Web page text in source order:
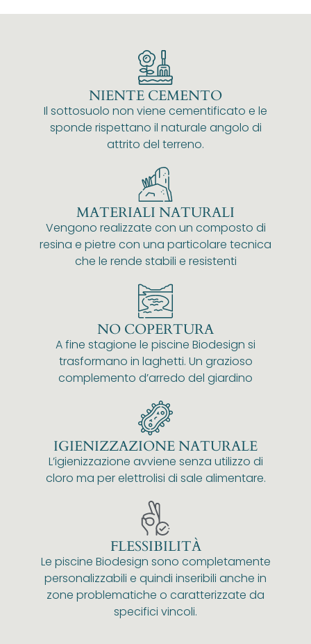
NIENTE CEMENTO
Il sottosuolo non viene cementificato e le
sponde rispettano il naturale angolo di
attrito del terreno.
MATERIALI NATURALI
Vengono realizzate con un composto di
resina e pietre con una particolare tecnica
che le rende stabili e resistenti
NO COPERTURA
A fine stagione le piscine Biodesign si
trasformano in laghetti. Un grazioso
complemento d’arredo del giardino
IGIENIZZAZIONE NATURALE
L’igienizzazione avviene senza utilizzo di
cloro ma per elettrolisi di sale alimentare.
FLESSIBILITÀ
Le piscine Biodesign sono completamente
personalizzabili e quindi inseribili anche in
zone problematiche o caratterizzate da
specifici vincoli.